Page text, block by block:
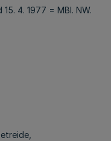
4. 1977 = MBl. NW.